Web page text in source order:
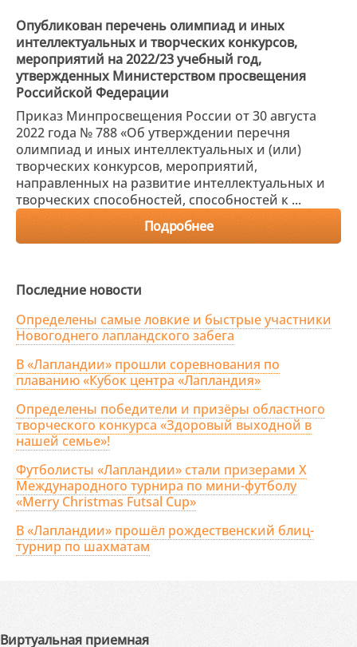
Опубликован перечень олимпиад и иных
интеллектуальных и творческих конкурсов,
мероприятий на 2022/23 учебный год,
утвержденных Министерством просвещения
Российской Федерации
Приказ Минпросвещения России от 30 августа
2022 года № 788 «Об утверждении перечня
олимпиад и иных интеллектуальных и (или)
творческих конкурсов, мероприятий,
направленных на развитие интеллектуальных и
творческих способностей, способностей к ...
Подробнее
Последние новости
Определены самые ловкие и быстрые участники
Новогоднего лапландского забега
В «Лапландии» прошли соревнования по
плаванию «Кубок центра «Лапландия»
Определены победители и призёры областного
творческого конкурса «Здоровый выходной в
нашей семье»!
Футболисты «Лапландии» стали призерами X
Международного турнира по мини-футболу
«Merry Christmas Futsal Cup»
В «Лапландии» прошёл рождественский блиц-
турнир по шахматам
Виртуальная приемная